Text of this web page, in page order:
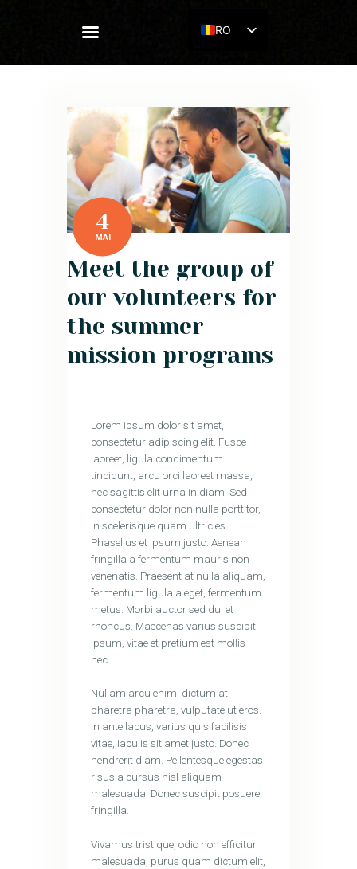
RO
ACASĂ
CUNOAȘTE-NE
CONECTEAZĂ-TE
CONTACT
RESURSE
Meet the group of
our volunteers for
the summer
mission programs
4
MAI
Lorem ipsum dolor sit amet,
consectetur adipiscing elit. Fusce
laoreet, ligula condimentum
tincidunt, arcu orci laoreet massa,
nec sagittis elit urna in diam. Sed
consectetur dolor non nulla porttitor,
in scelerisque quam ultricies.
Phasellus et ipsum justo. Aenean
fringilla a fermentum mauris non
venenatis. Praesent at nulla aliquam,
fermentum ligula a eget, fermentum
metus. Morbi auctor sed dui et
rhoncus. Maecenas varius suscipit
ipsum, vitae et pretium est mollis
nec.
Nullam arcu enim, dictum at
pharetra pharetra, vulputate ut eros.
In ante lacus, varius quis facilisis
vitae, iaculis sit amet justo. Donec
hendrerit diam. Pellentesque egestas
risus a cursus nisl aliquam
malesuada. Donec suscipit posuere
fringilla.
Vivamus tristique, odio non efficitur
malesuada, purus quam dictum elit,